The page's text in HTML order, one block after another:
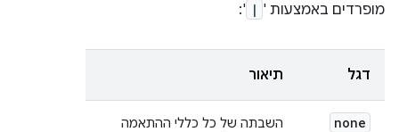
מופרדים באמצעות ' |
':
דגל תיאור
none
השבתה של כל כללי ההתאמה